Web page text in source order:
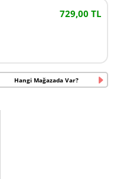
729,00 TL
Hangi Mağazada Var?